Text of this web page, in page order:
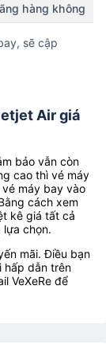
hàng không
sẽ cập
Air giá
bảo vẫn còn
cao thì vé máy
máy bay vào
cách xem
kê giá tất cả
chọn.
mãi. Điều bạn
hấp dẫn trên
VeXeRe để